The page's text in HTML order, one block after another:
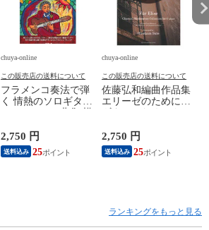
chuya-online
この販売店の送料について
フラメンコ奏法で弾
く 情熱のソロギタ
楽譜出版社
2,750 円
送料込み 25
chuya-online
この販売店の送料について
佐藤弘和編曲作品集
エリーゼのために～
ョン 現代ギター社
2,750 円
送料込み 25
ランキングをもっと見る